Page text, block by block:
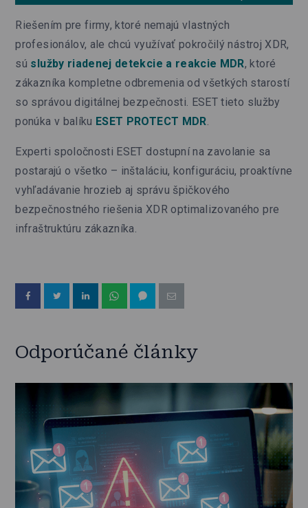
Riešením pre firmy, ktoré nemajú vlastných
profesionálov, ale chcú využívať pokročilý nástroj XDR,
sú služby riadenej detekcie a reakcie MDR, ktoré
zákazníka kompletne odbremenia od všetkých starostí
so správou digitálnej bezpečnosti. ESET tieto služby
ponúka v balíku ESET PROTECT MDR.
Experti spoločnosti ESET dostupní na zavolanie sa
postarajú o všetko – inštaláciu, konfiguráciu, proaktívne
vyhľadávanie hrozieb aj správu špičkového
bezpečnostného riešenia XDR optimalizovaného pre
infraštruktúru zákazníka.
Odporúčané články